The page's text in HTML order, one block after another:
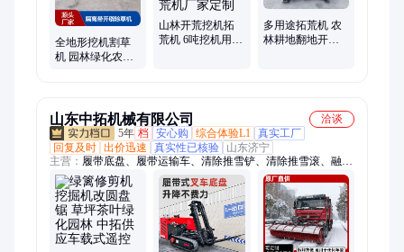
能挖机割草机、建筑工地打桩螺旋钻、开荒碎草挖机割草机、梯
田播种挖机旋耕机、隔离带开荒碎木机器人、南方梯田耕地旋耕
机、梯田耕地旋耕机、挖机螺旋桩打桩机、全地形挖机割草机
全地形挖机割草
机 园林绿化农用
山林开荒挖机拓
荒机 6吨挖机用隔
多用途拓荒机 农
林耕地翻地开荒
山东中拓机械有限公司
洽谈
5年 档 安心购 综合体验L1 真实工厂
回复及时 出价迅速 真实性已核验
山东济宁
主营： 履带底盘、履带运输车、清除推雪铲、清除推雪滚、融雪
撒布撒盐机、马路吹风机、护栏清洗机、绿篱修剪机、蜘蛛吊
车、固定式抓钢木机、履带叉车、清淤机器人